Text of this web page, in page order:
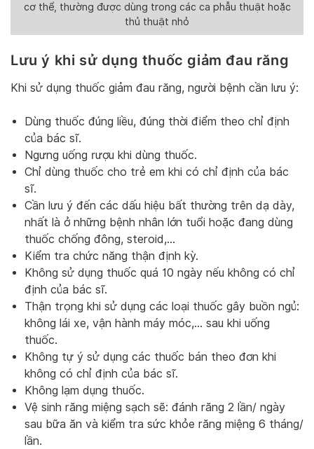
cơ thể, thường được dùng trong các ca phẫu thuật hoặc
thủ thuật nhỏ
Lưu ý khi sử dụng thuốc giảm đau răng
Khi sử dụng thuốc giảm đau răng, người bệnh cần lưu ý:
Dùng thuốc đúng liều, đúng thời điểm theo chỉ định
của bác sĩ.
Ngưng uống rượu khi dùng thuốc.
Chỉ dùng thuốc cho trẻ em khi có chỉ định của bác
sĩ.
Cần lưu ý đến các dấu hiệu bất thường trên dạ dày,
nhất là ở những bệnh nhân lớn tuổi hoặc đang dùng
thuốc chống đông, steroid,…
Kiểm tra chức năng thận định kỳ.
Không sử dụng thuốc quá 10 ngày nếu không có chỉ
định của bác sĩ.
Thận trọng khi sử dụng các loại thuốc gây buồn ngủ:
không lái xe, vận hành máy móc,… sau khi uống
thuốc.
Không tự ý sử dụng các thuốc bán theo đơn khi
không có chỉ định của bác sĩ.
Không lạm dụng thuốc.
Vệ sinh răng miệng sạch sẽ: đánh răng 2 lần/ ngày
sau bữa ăn và kiểm tra sức khỏe răng miệng 6 tháng/
lần.